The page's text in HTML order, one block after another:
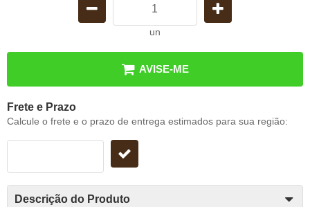
un
AVISE-ME
Frete e Prazo
Calcule o frete e o prazo de entrega estimados para sua região:
Descrição do Produto